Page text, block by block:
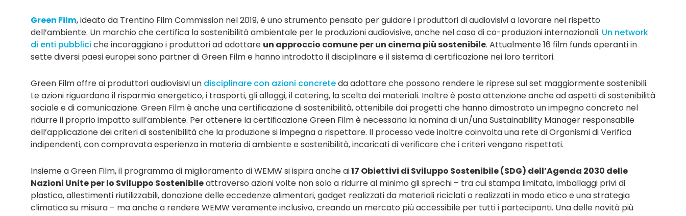
Green Film, ideato da Trentino Film Commission nel 2019, è uno strumento pensato per guidare i produttori di audiovisivi a lavorare nel rispetto
dell’ambiente. Un marchio che certifica la sostenibilità ambientale per le produzioni audiovisive, anche nel caso di co-produzioni internazionali. Un network
di enti pubblici che incoraggiano i produttori ad adottare un approccio comune per un cinema più sostenibile. Attualmente 16 film funds operanti in
sette diversi paesi europei sono partner di Green Film e hanno introdotto il disciplinare e il sistema di certificazione nei loro territori.
Green Film offre ai produttori audiovisivi un disciplinare con azioni concreteda adottare che possono rendere le riprese sul set maggiormente sostenibili.
Le azioni riguardano il risparmio energetico, i trasporti, gli alloggi, il catering, la scelta dei materiali. Inoltre è posta attenzione anche ad aspetti di sostenibilità
sociale e di comunicazione. Green Film è anche una certificazione di sostenibilità, ottenibile dai progetti che hanno dimostrato un impegno concreto nel
ridurre il proprio impatto sull’ambiente. Per ottenere la certificazione Green Film è necessaria la nomina di un/una Sustainability Manager responsabile
dell’applicazione dei criteri di sostenibilità che la produzione si impegna a rispettare. Il processo vede inoltre coinvolta una rete di Organismi di Verifica
indipendenti, con comprovata esperienza in materia di ambiente e sostenibilità, incaricati di verificare che i criteri vengano rispettati.
Insieme a Green Film, il programma di miglioramento di WEMW si ispira anche ai17 Obiettivi di Sviluppo Sostenibile (SDG) dell’Agenda 2030 delle
Nazioni Unite per lo Sviluppo Sostenibileattraverso azioni volte non solo a ridurre al minimo gli sprechi – tra cui stampa limitata, imballaggi privi di
plastica, allestimenti riutilizzabili, donazione delle eccedenze alimentari, gadget realizzati da materiali riciclati o realizzati in modo etico e una strategia
climatica su misura – ma anche a rendere WEMW veramente inclusivo, creando un mercato più accessibile per tutti i partecipanti. Una delle novità più